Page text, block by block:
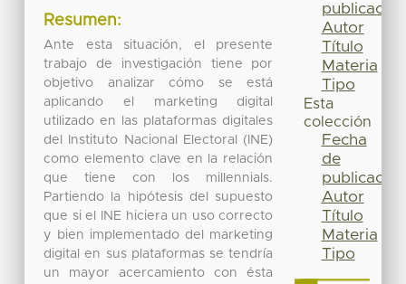
Resumen:
Ante esta situación, el presente
trabajo de investigación tiene por
objetivo analizar cómo se está
aplicando el marketing digital
utilizado en las plataformas digitales
del Instituto Nacional Electoral (INE)
como elemento clave en la relación
que tiene con los millennials.
Partiendo la hipótesis del supuesto
que si el INE hiciera un uso correcto
y bien implementado del marketing
digital en sus plataformas se tendría
un mayor acercamiento con ésta
publicación
Autor
Título
Materia
Tipo
Esta
colección
Fecha
de
publicación
Autor
Título
Materia
Tipo